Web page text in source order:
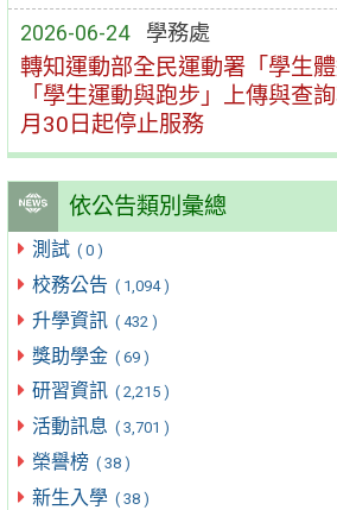
2026-06-24 學務處
轉知運動部全民運動署「學生
「學生運動與跑步」上傳與查
月30日起停止服務
依公告類別彙總
測試 ( 0 )
校務公告 ( 1,094 )
升學資訊 ( 432 )
獎助學金 ( 69 )
研習資訊 ( 2,215 )
活動訊息 ( 3,701 )
榮譽榜 ( 38 )
新生入學 ( 38 )